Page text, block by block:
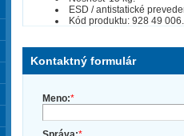
ESD / antistatické
Kód produktu: 928 49 006.
Kontaktný formulár
Meno:*